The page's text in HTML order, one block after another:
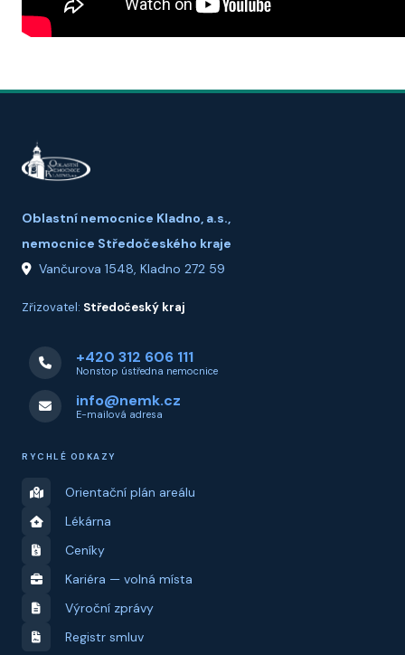
Oblastní nemocnice Kladno, a.s.,
nemocnice Středočeského kraje
Vančurova 1548, Kladno 272 59
Zřizovatel: Středočeský kraj
+420 312 606 111
Nonstop ústředna nemocnice
info@nemk.cz
E-mailová adresa
RYCHLÉ ODKAZY
Orientační plán areálu
Lékárna
Ceníky
Kariéra — volná místa
Výroční zprávy
Registr smluv